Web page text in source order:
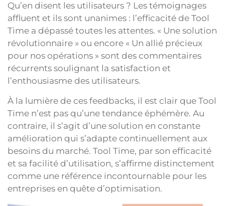
Qu’en disent les utilisateurs ? Les témoignages
affluent et ils sont unanimes : l’efficacité de Tool
Time a dépassé toutes les attentes. « Une solution
révolutionnaire » ou encore « Un allié précieux
pour nos opérations » sont des commentaires
récurrents soulignant la satisfaction et
l’enthousiasme des utilisateurs.
À la lumière de ces feedbacks, il est clair que Tool
Time n’est pas qu’une tendance éphémère. Au
contraire, il s’agit d’une solution en constante
amélioration qui s’adapte continuellement aux
besoins du marché. Tool Time, par son efficacité
et sa facilité d’utilisation, s’affirme distinctement
comme une référence incontournable pour les
entreprises en quête d’optimisation.